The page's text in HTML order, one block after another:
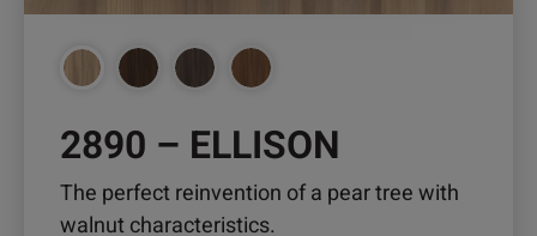
2890 – ELLISON
The perfect reinvention of a pear tree with
walnut characteristics.
Produktseite
gewählt
werden